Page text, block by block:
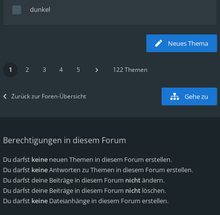
dunkel
Neues Thema
1 2 3 4 5 122 Themen
Zurück zur Foren-Übersicht Gehe zu
Berechtigungen in diesem Forum
Du darfst keine neuen Themen in diesem Forum erstellen.
Du darfst keineAntworten zu Themen in diesem Forum erstellen.
Du darfst deine Beiträge in diesem Forum nichtändern.
Du darfst deine Beiträge in diesem Forum nicht löschen.
Du darfst keine Dateianhänge in diesem Forum erstellen.